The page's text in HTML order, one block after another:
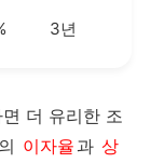
3년
더 유리한 조
이자율 과 상